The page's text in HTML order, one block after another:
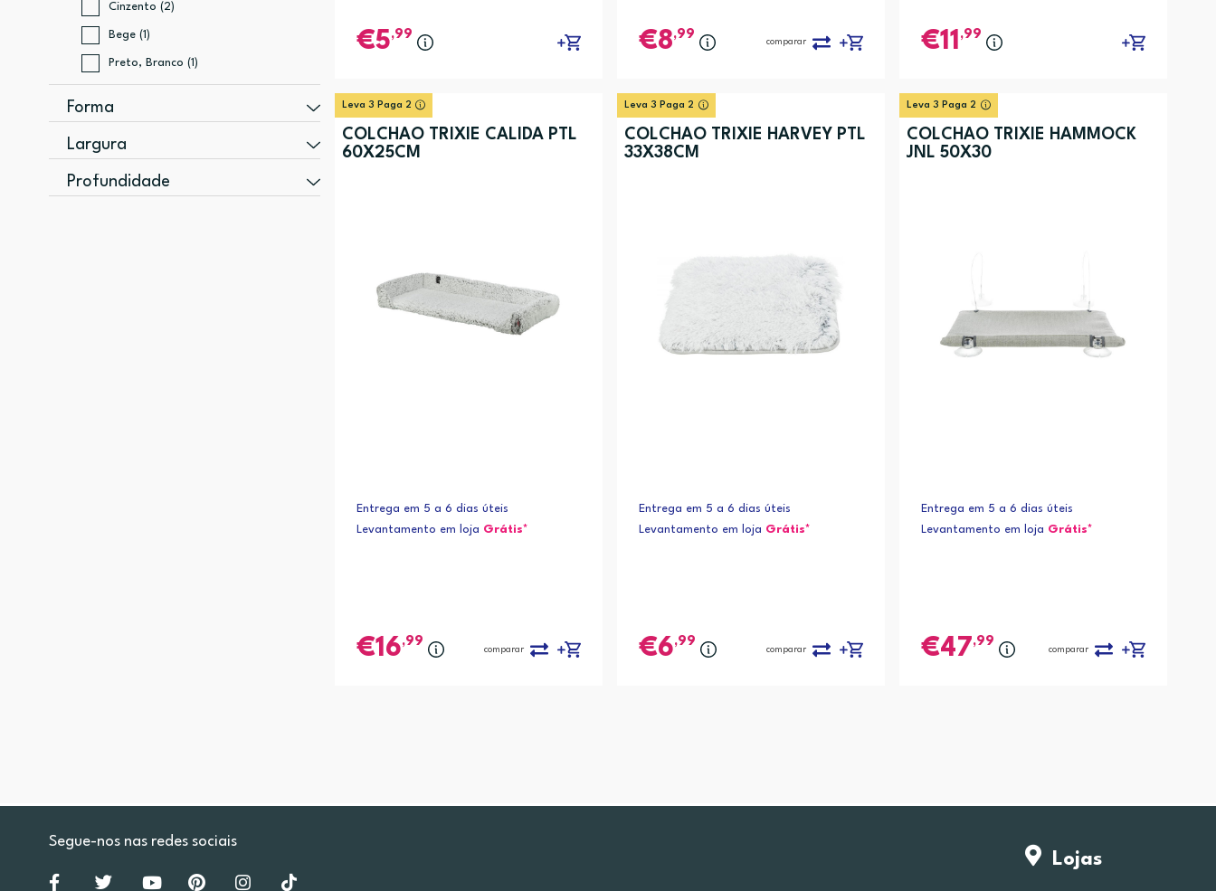
Cinzento (2)
Bege (1)
Preto, Branco (1)
Forma
Largura
500 mm (2)
Profundidade
5,99 8,99
comparar 11 ,99
Leva 3 Paga 2
COLCHAO TRIXIE CALIDA PTL
60X25CM
Entrega em 5 a 6 dias úteis
Levantamento em loja Grátis*
16,99
comparar
Leva 3 Paga 2
COLCHAO TRIXIE HARVEY PTL
33X38CM
Entrega em 5 a 6 dias úteis
Levantamento em loja Grátis*
6,99
comparar
Leva 3 Paga 2
COLCHAO TRIXIE HAMMOCK
JNL 50X30
Entrega em 5 a 6 dias úteis
Levantamento em loja Grátis*
47,99
comparar
Lojas
Segue-nos nas redes sociais